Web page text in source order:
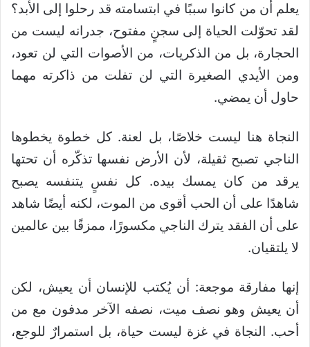
يعلم أن من كانوا سببًا في ابتسامته قد رحلوا إلى الأبد؟
لقد تحوّلت الحياة إلى سجنٍ مفتوح، جدرانه ليست من
الحجارة، بل من الذكريات، من الأصوات التي لن تعود،
ومن الأيدي الصغيرة التي لن تفلت من ذاكرته مهما
حاول أن يمضي.
النجاة هنا ليست خلاصًا، بل لعنة. كل خطوة يخطوها
الناجي تصبح ثقيلة، لأن الأرض نفسها تذكّره أن تحتها
يرقد من كان يمسك بيده. كل نفسٍ يتنفسه يصبح
شاهدًا على أن الحب أقوى من الموت، لكنه أيضًا شاهد
على أن الفقد يترك الناجي مكسورًا، ممزقًا بين عالمين
لا يلتقيان.
إنها مفارقة موجعة: أن يُكتب للإنسان أن يعيش، لكن
أن يعيش وهو نصف ميت، نصفه الآخر مدفون مع من
أحب. النجاة في غزة ليست حياة، بل استمرارٌ للوجع،